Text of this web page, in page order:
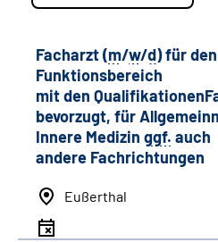
Facharzt (m/w/d) für
Funktionsbereich
mit den
bevorzugt, für
Innere Medizin ggf. auch
andere Fachrichtungen
Eußerthal